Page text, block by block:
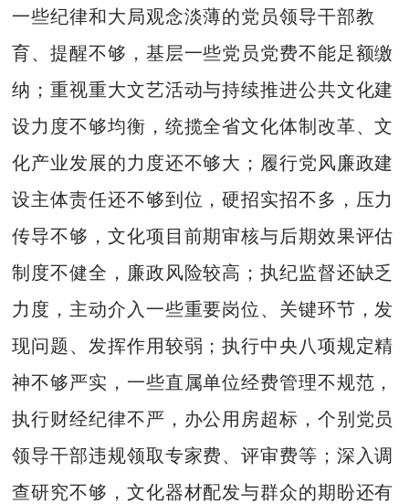
一些纪律和大局观念淡薄的党员领导干部教
育、提醒不够，基层一些党员党费不能足额缴
纳；重视重大文艺活动与持续推进公共文化建
设力度不够均衡，统揽全省文化体制改革、文
化产业发展的力度还不够大；履行党风廉政建
设主体责任还不够到位，硬招实招不多，压力
传导不够，文化项目前期审核与后期效果评估
制度不健全，廉政风险较高；执纪监督还缺乏
力度，主动介入一些重要岗位、关键环节，发
现问题、发挥作用较弱；执行中央八项规定精
神不够严实，一些直属单位经费管理不规范，
执行财经纪律不严，办公用房超标，个别党员
领导干部违规领取专家费、评审费等；深入调
查研究不够，文化器材配发与群众的期盼还有